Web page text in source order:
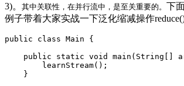
3)。 其中关联性，在并行流中，是至关重要的。 下
例子带着大家实战一下泛化缩减操作
public class Main
{
public
static void main(String
learnStream() ;
}